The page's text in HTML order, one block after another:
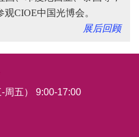
CIOE中国光博会。
展后回顾
周五） 9:00-17:00